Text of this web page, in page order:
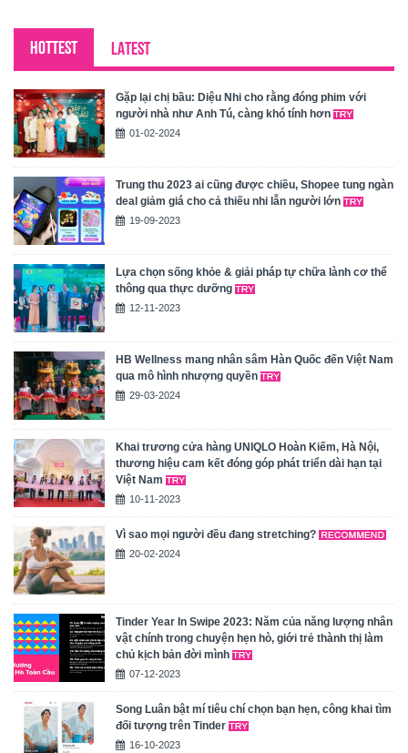
HOTTEST LATEST
Gặp lại chị bầu: Diệu Nhi cho rằng đóng phim với
người nhà như Anh Tú, càng khó tính hơn
01-02-2024
Trung thu 2023 ai cũng được chiều, Shopee tung ngàn
deal giảm giá cho cả thiếu nhi lẫn người lớn
19-09-2023
Lựa chọn sống khỏe & giải pháp tự chữa lành cơ thể
thông qua thực dưỡng
12-11-2023
HB Wellness mang nhân sâm Hàn Quốc đến Việt Nam
qua mô hình nhượng quyền
29-03-2024
Khai trương cửa hàng UNIQLO Hoàn Kiếm, Hà Nội,
thương hiệu cam kết đóng góp phát triển dài hạn tại
Việt Nam
10-11-2023
Vì sao mọi người đều đang stretching?
20-02-2024
Tinder Year In Swipe 2023: Năm của năng lượng nhân
vật chính trong chuyện hẹn hò, giới trẻ thành thị làm
chủ kịch bản đời mình
07-12-2023
Song Luân bật mí tiêu chí chọn bạn hẹn, công khai tìm
đối tượng trên Tinder
16-10-2023